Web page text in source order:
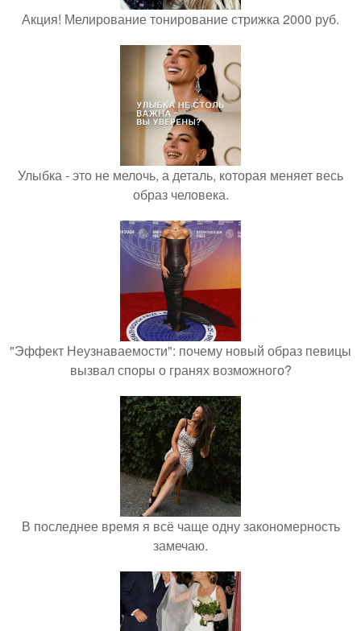
Акция! Мелирование тонирование стрижка 2000 руб.
Улыбка - это не мелочь, а деталь, которая меняет весь
образ человека.
"Эффект Неузнаваемости": почему новый образ певицы
вызвал споры о гранях возможного?
В последнее время я всё чаще одну закономерность
замечаю.